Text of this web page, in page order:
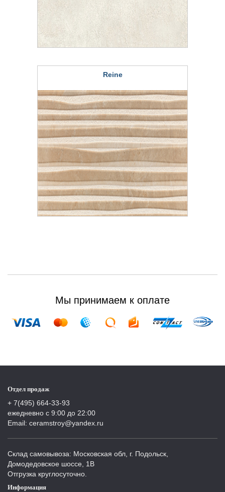
Reine
Мы принимаем к оплате
Отдел продаж
+ 7(495) 664-33-93
ежедневно с 9:00 до 22:00
Email: ceramstroy@yandex.ru
Склад самовывоза: Московская обл, г. Подольск,
Домодедовское шоссе, 1В
Отгрузка круглосуточно.
Информация